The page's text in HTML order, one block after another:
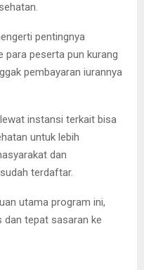
pentingnya
para peserta pun kurang
pembayaran iurannya
instansi terkait bisa
untuk lebih
dan
terdaftar.
utama program ini,
tepat sasaran ke